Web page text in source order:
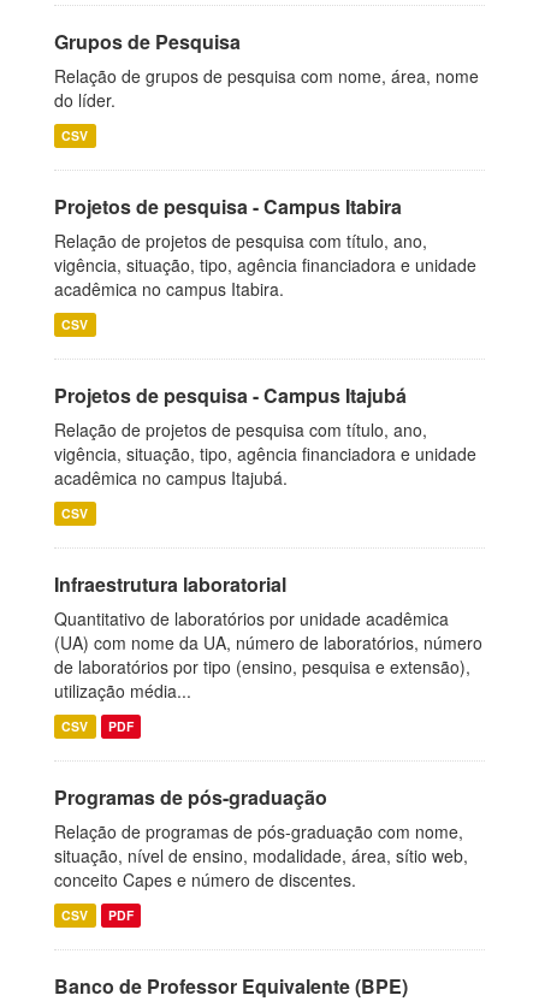
Grupos de Pesquisa
Relação de grupos de pesquisa com nome, área, nome
do líder.
CSV
Projetos de pesquisa - Campus Itabira
Relação de projetos de pesquisa com título, ano,
vigência, situação, tipo, agência financiadora e unidade
acadêmica no campus Itabira.
CSV
Projetos de pesquisa - Campus Itajubá
Relação de projetos de pesquisa com título, ano,
vigência, situação, tipo, agência financiadora e unidade
acadêmica no campus Itajubá.
CSV
Infraestrutura laboratorial
Quantitativo de laboratórios por unidade acadêmica
(UA) com nome da UA, número de laboratórios, número
de laboratórios por tipo (ensino, pesquisa e extensão),
utilização média...
CSV PDF
Programas de pós-graduação
Relação de programas de pós-graduação com nome,
situação, nível de ensino, modalidade, área, sítio web,
conceito Capes e número de discentes.
CSV PDF
Banco de Professor Equivalente (BPE)